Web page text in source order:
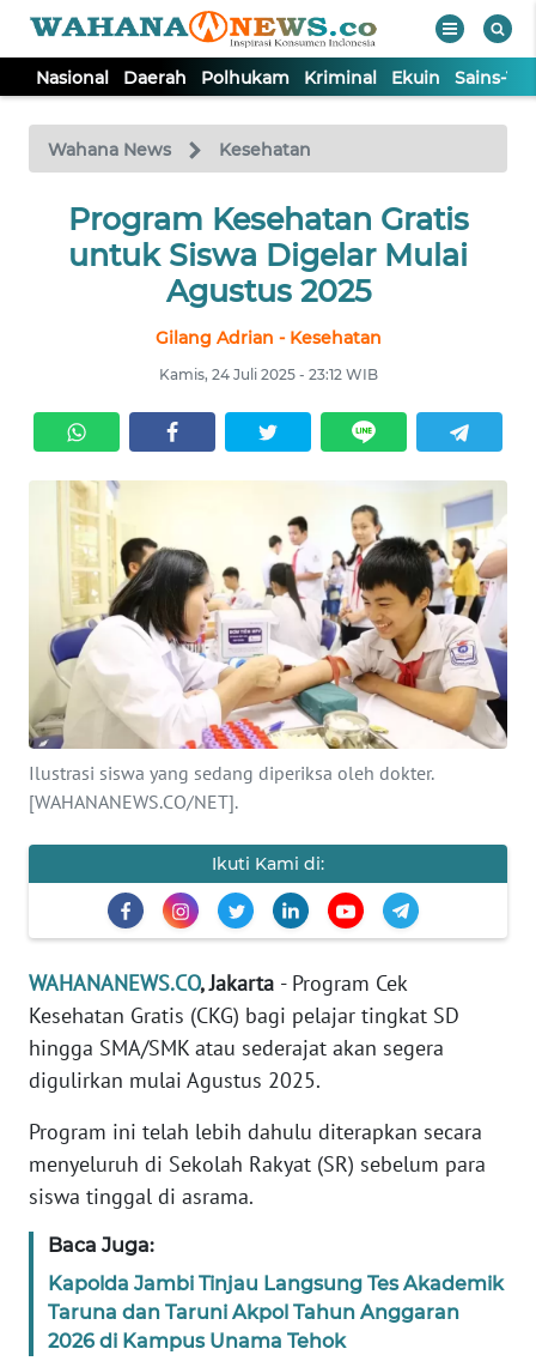
Nasional Daerah Polhukam Kriminal Ekuin Sains-
Wahana News Kesehatan
Program Kesehatan Gratis
untuk Siswa Digelar Mulai
Agustus 2025
Gilang Adrian - Kesehatan
Kamis, 24 Juli 2025 - 23:12 WIB
Ilustrasi siswa yang sedang diperiksa oleh dokter.
[WAHANANEWS.CO/NET].
Ikuti Kami di:
WAHANANEWS.CO, Jakarta - Program Cek
Kesehatan Gratis (CKG) bagi pelajar tingkat SD
hingga SMA/SMK atau sederajat akan segera
digulirkan mulai Agustus 2025.
Program ini telah lebih dahulu diterapkan secara
menyeluruh di Sekolah Rakyat (SR) sebelum para
siswa tinggal di asrama.
Baca Juga:
Kapolda Jambi Tinjau Langsung Tes Akademik
Taruna dan Taruni Akpol Tahun Anggaran
2026 di Kampus Unama Tehok
TV
Tutup
NASIONAL
KRIMINAL
EKUIN
SAINS-TEKNO
KESEHATAN
INTERNASIONAL
SERBA-SERBI
PENDIDIKAN
OLAHRAGA
EDITORIAL
Informasi
INDEKS
BERITA
KAMI
INFO
IKLAN